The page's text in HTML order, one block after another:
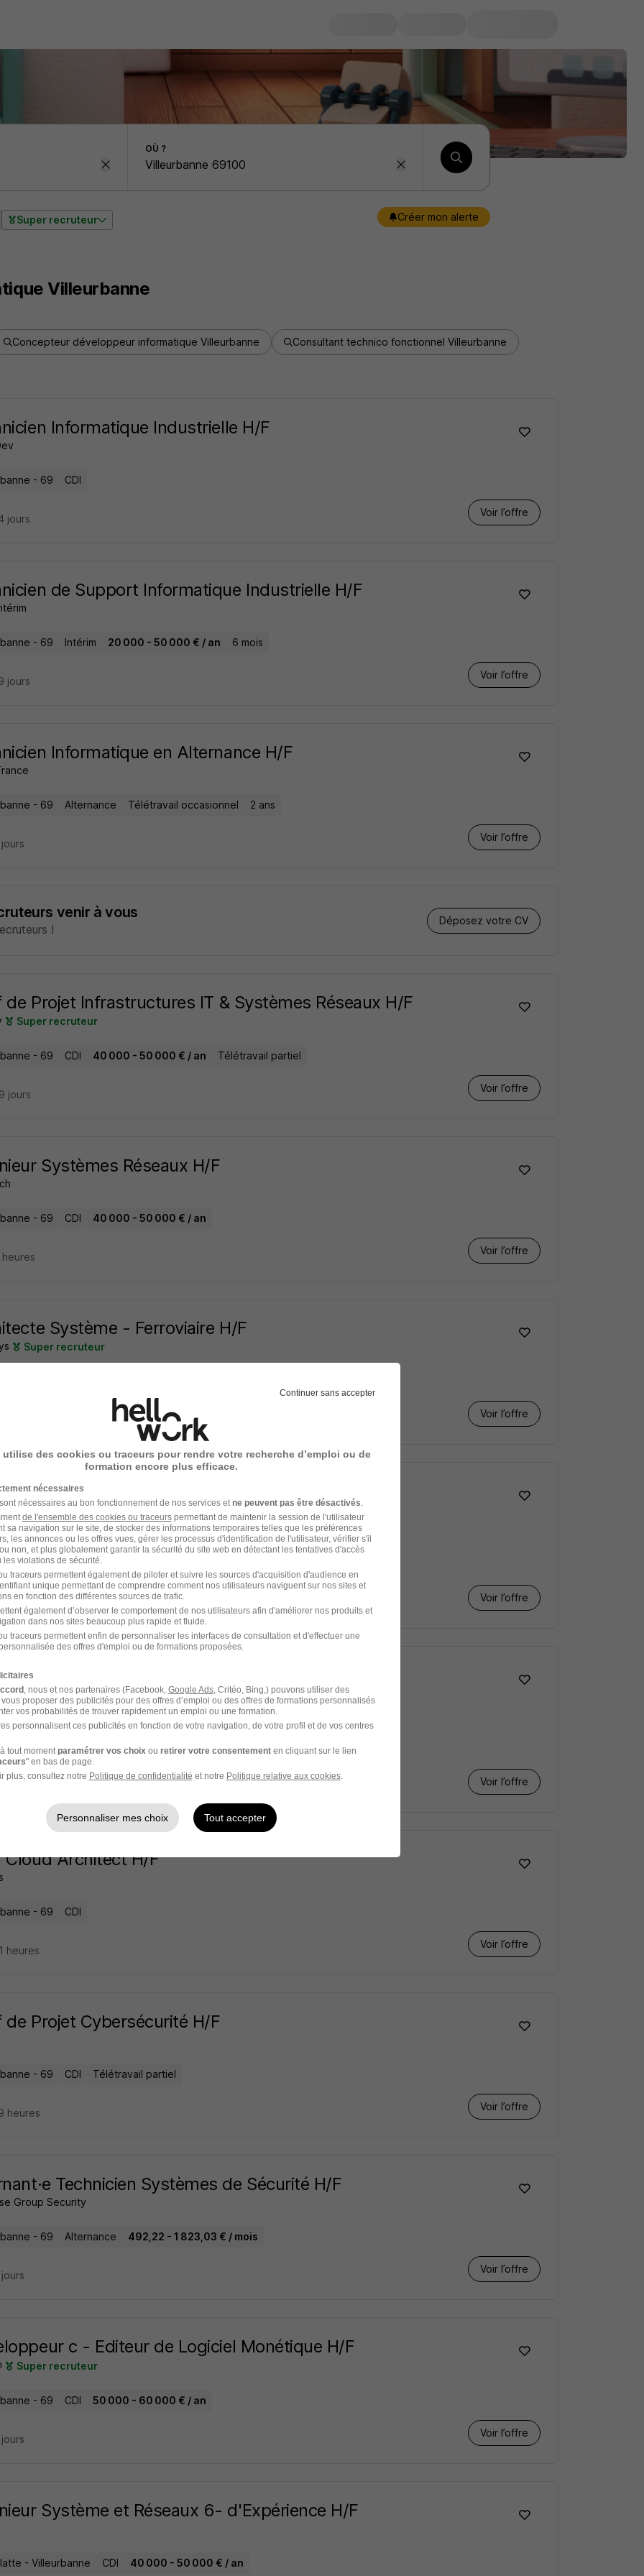
OÙ ?
Super recruteur Créer mon alerte
Villeurbanne
Concepteur développeur informatique Villeurbanne Consultant technico fonctionnel Villeurbanne
Informatique Industrielle H/F
- 69 CDI
Voir l’offre
jours
de Support Informatique Industrielle H/F
- 69 Intérim 20 000 - 50 000 € / an 6 mois
Voir l’offre
jours
Informatique en Alternance H/F
- 69 Alternance Télétravail occasionnel 2 ans
Voir l’offre
venir à vous
!
Déposez votre CV
de Projet Infrastructures IT & Systèmes Réseaux H/F
Super recruteur
- 69 CDI 40 000 - 50 000 € / an Télétravail partiel
Voir l’offre
jours
Systèmes Réseaux H/F
- 69 CDI 40 000 - 50 000 € / an
Voir l’offre
Système - Ferroviaire H/F
Super recruteur
Voir l’offre
des premiers à postuler
Validation Logiciel Embarqué H/F
- 69 CDI 35 000 - 50 000 € / an
Voir l’offre
heures
des premiers à postuler
Mobile Android Kotlin H/F
- 69 CDI Télétravail partiel
Voir l’offre
Cloud Architect H/F
- 69 CDI
Voir l’offre
heures
de Projet Cybersécurité H/F
- 69 CDI Télétravail partiel
Voir l’offre
heures
Technicien Systèmes de Sécurité H/F
Group Security
- 69 Alternance 492,22 - 1 823,03 € / mois
Voir l’offre
c - Editeur de Logiciel Monétique H/F
Super recruteur
- 69 CDI 50 000 - 60 000 € / an
Voir l’offre
Système et Réseaux 6- d'Expérience H/F
- Villeurbanne CDI 40 000 - 50 000 € / an
Continuer sans accepter
utilise des cookies ou traceurs pour rendre votre recherche d’emploi ou de
formation encore plus efficace.
nécessaires
nécessaires au bon fonctionnement de nos services et ne peuvent pas être désactivés
de l'ensemble des cookies ou traceurspermettant de maintenir la session de l'utilisateur
sa navigation sur le site, de stocker des informations temporaires telles que les préférences
les annonces ou les offres vues, gérer les processus d'identification de l'utilisateur, vérifier s'il
non, et plus globalement garantir la sécurité du site web en détectant les tentatives d'accès
violations de sécurité.
traceurs permettent également de piloter et suivre les sources d'acquisition d'audience en
unique permettant de comprendre comment nos utilisateurs naviguent sur nos sites et
en fonction des différentes sources de trafic.
également d’observer le comportement de nos utilisateurs afin d'améliorer nos produits et
dans nos sites beaucoup plus rapide et fluide.
traceurs permettent enfin de personnaliser les interfaces de consultation et d'effectuer une
des offres d'emploi ou de formations proposées.
, nous et nos partenaires (Facebook, Google Ads, Critéo, Bing,) pouvons utiliser des
proposer des publicités pour des offres d’emploi ou des offres de formations personnalisés
vos probabilités de trouver rapidement un emploi ou une formation.
personnalisent ces publicités en fonction de votre navigation, de votre profil et de vos centres
tout moment paramétrer vos choix ou retirer votre consentementen cliquant sur le lien
" en bas de page.
plus, consultez notre Politique de confidentialité et notre Politique relative aux cookies.
Personnaliser mes choix Tout accepter